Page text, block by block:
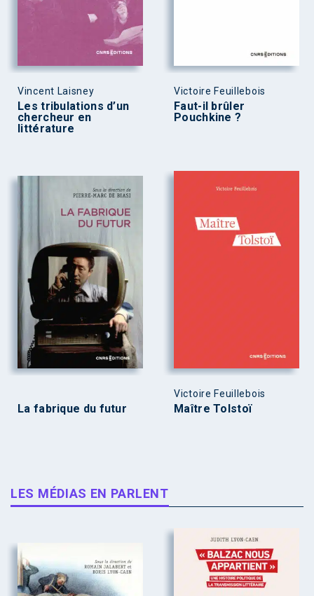
Vincent Laisney
Les tribulations d’un
chercheur en
littérature
Victoire Feuillebois
Faut-il brûler
Pouchkine ?
La fabrique du futur
Victoire Feuillebois
Maître Tolstoï
LES MÉDIAS EN PARLENT